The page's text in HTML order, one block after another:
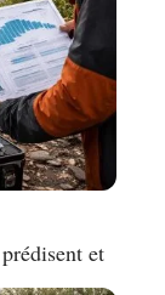
et